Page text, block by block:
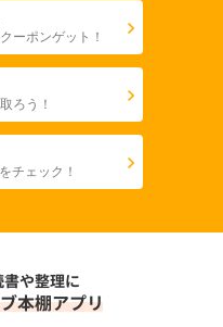
ーポンゲット！
ろう！
チェック！